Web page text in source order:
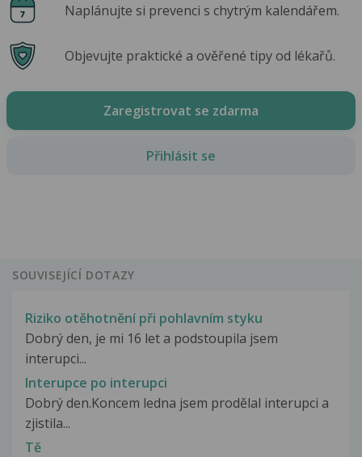
Naplánujte si prevenci s chytrým kalendářem.
Objevujte praktické a ověřené tipy od lékařů.
Zaregistrovat se zdarma
Přihlásit se
SOUVISEJÍCÍ DOTAZY
Riziko otěhotnění při pohlavním styku
Dobrý den, je mi 16 let a podstoupila jsem
interupci...
Interupce po interupci
Dobrý den.Koncem ledna jsem prodělal interupci a
zjistila...
Tě